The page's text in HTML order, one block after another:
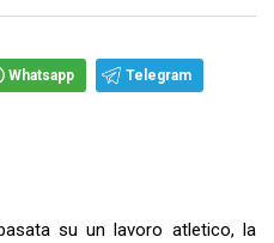
Whatsapp Telegram
su un lavoro atletico, la